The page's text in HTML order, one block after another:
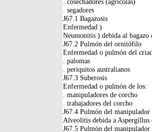
. segadores
J67.1 Bagazosis
Enfermedad )
Neumonitis ) debida al bagazo
J67.2 Pulmón del ornitófilo
Enfermedad o pulmón del
. palomas
. periquitos australianos
J67.3 Suberosis
Enfermedad o pulmón de los:
. manipuladores de corcho
. trabajadores del corcho
J67.4 Pulmón del manipulador
Alveolitis debida a Aspergillus
J67.5 Pulmón del manipulador